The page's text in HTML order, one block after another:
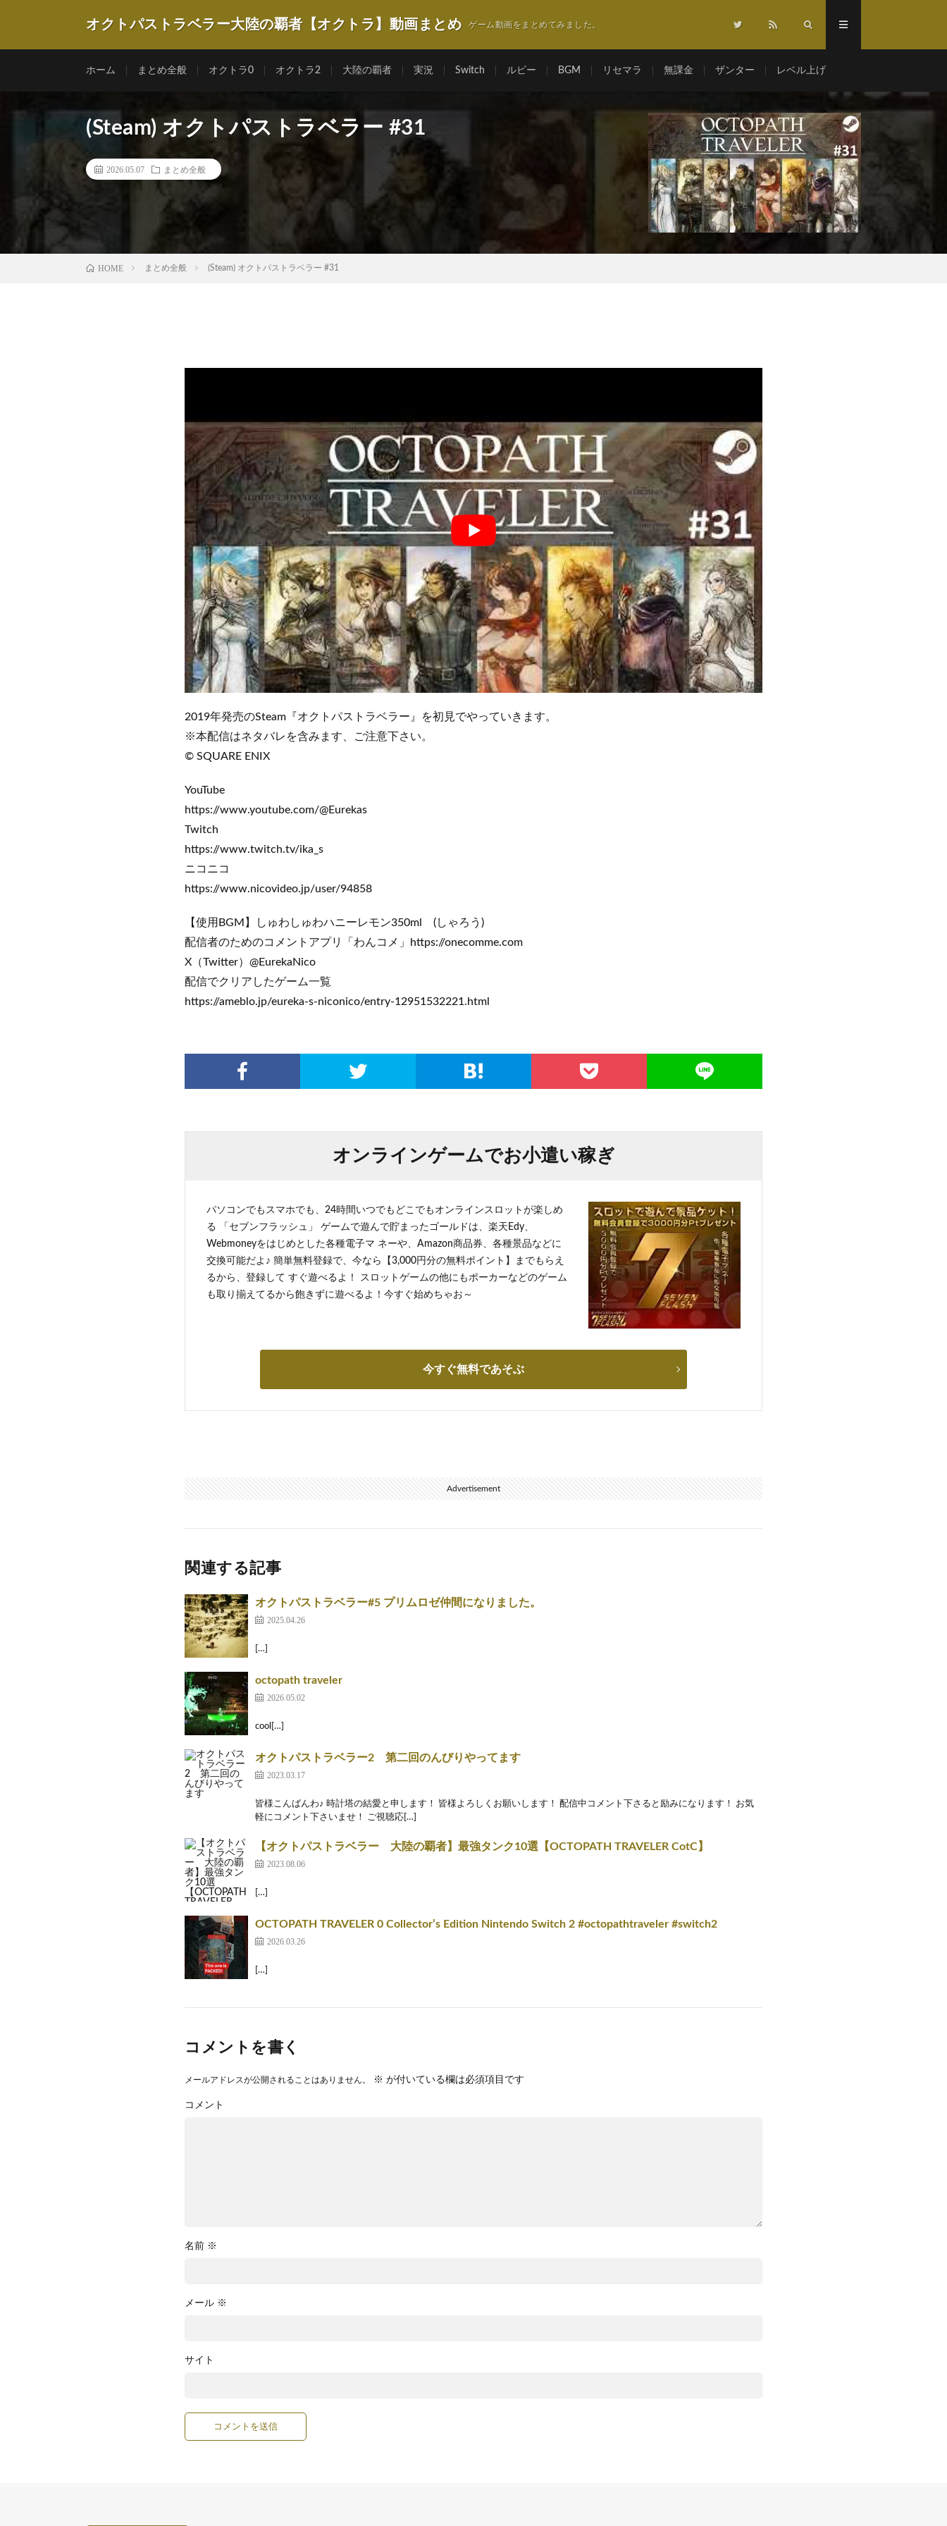
オクトパストラベラー大陸の覇者【オクトラ】動画まとめ ゲーム動画をまとめてみました。
ホーム まとめ全般 オクトラ0 オクトラ2 大陸の覇者 実況 Switch ルビー BGM リセマラ 無課金 ザンター レベル上げ
(Steam) オクトパストラベラー #31
2026.05.07 まとめ全般
HOME まとめ全般 (Steam) オクトパストラベラー #31
2019年発売のSteam『オクトパストラベラー』を初見でやっていきます。
※本配信はネタバレを含みます、ご注意下さい。
© SQUARE ENIX
YouTube
https://www.youtube.com/@Eurekas
Twitch
https://www.twitch.tv/ika_s
ニコニコ
https://www.nicovideo.jp/user/94858
【使用BGM】しゅわしゅわハニーレモン350ml (しゃろう)
配信者のためのコメントアプリ「わんコメ」https://onecomme.com
X（Twitter）@EurekaNico
配信でクリアしたゲーム一覧
https://ameblo.jp/eureka-s-niconico/entry-12951532221.html
オンラインゲームでお小遣い稼ぎ
パソコンでもスマホでも、24時間いつでもどこでもオンラインスロットが楽しめ
る 「セブンフラッシュ」 ゲームで遊んで貯まったゴールドは、楽天Edy、
Webmoneyをはじめとした各種電子マ ネーや、Amazon商品券、各種景品などに
交換可能だよ♪ 簡単無料登録で、今なら【3,000円分の無料ポイント】までもらえ
るから、登録して すぐ遊べるよ！ スロットゲームの他にもポーカーなどのゲーム
も取り揃えてるから飽きずに遊べるよ！今すぐ始めちゃお～
今すぐ無料であそぶ
Advertisement
関連する記事
オクトパストラベラー#5 プリムロゼ仲間になりました。
2025.04.26
[…]
octopath traveler
2026.05.02
cool[…]
オクトパストラベラー2 第二回のんびりやってます
2023.03.17
皆様こんばんわ♪ 時計塔の結愛と申します！ 皆様よろしくお願いします！ 配信中コメント下さると励みになります！ お気
軽にコメント下さいませ！ ご視聴応[…]
【オクトパストラベラー 大陸の覇者】最強タンク10選【OCTOPATH TRAVELER CotC】
2023.08.06
[…]
OCTOPATH TRAVELER 0 Collector’s Edition Nintendo Switch 2 #octopathtraveler #switch2
2026.03.26
[…]
コメントを書く
メールアドレスが公開されることはありません。 ※ が付いている欄は必須項目です
コメント
名前 ※
メール ※
サイト